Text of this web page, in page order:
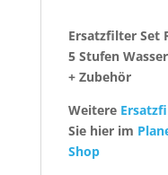
Ersatzfilter Set
5 Stufen
+ Zubehör
Weitere
Sie hier im
Shop